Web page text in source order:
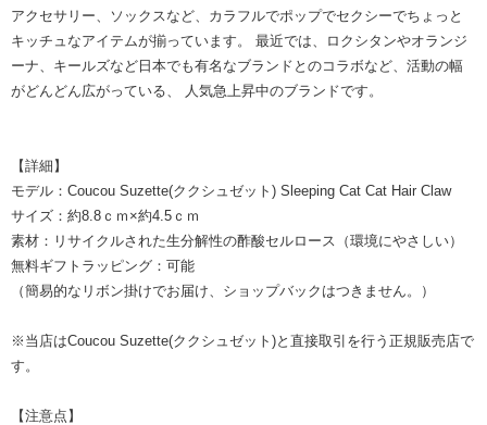
アクセサリー、ソックスなど、カラフルでポップでセクシーでちょっと
キッチュなアイテムが揃っています。 最近では、ロクシタンやオランジ
ーナ、キールズなど日本でも有名なブランドとのコラボなど、活動の幅
がどんどん広がっている、 人気急上昇中のブランドです。
【詳細】
モデル：Coucou Suzette(ククシュゼット) Sleeping Cat Cat Hair Claw
サイズ：約8.8ｃｍ×約4.5ｃｍ
素材：リサイクルされた生分解性の酢酸セルロース（環境にやさしい）
無料ギフトラッピング：可能
（簡易的なリボン掛けでお届け、ショップバックはつきません。）
※当店はCoucou Suzette(ククシュゼット)と直接取引を行う正規販売店で
す。
【注意点】